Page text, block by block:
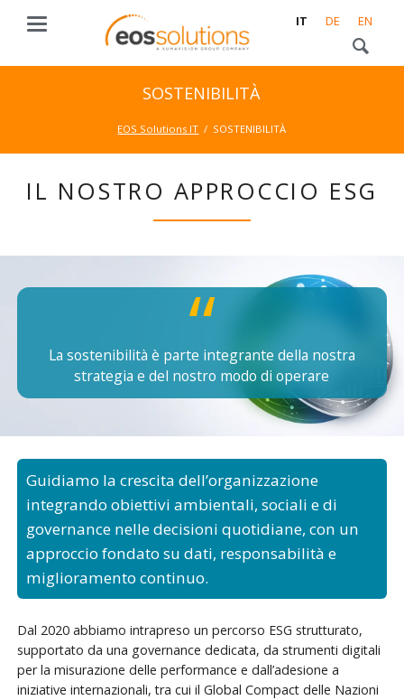
IT DE EN
SOSTENIBILITÀ
EOS Solutions IT SOSTENIBILITÀ
IL NOSTRO APPROCCIO ESG
La sostenibilità è parte integrante della nostra
strategia e del nostro modo di operare
Guidiamo la crescita dell’organizzazione
integrando obiettivi ambientali, sociali e di
governance nelle decisioni quotidiane, con un
approccio fondato su dati, responsabilità e
miglioramento continuo.
Dal 2020 abbiamo intrapreso un percorso ESG strutturato,
supportato da una governance dedicata, da strumenti digitali
per la misurazione delle performance e dall’adesione a
iniziative internazionali, tra cui il Global Compact delle Nazioni